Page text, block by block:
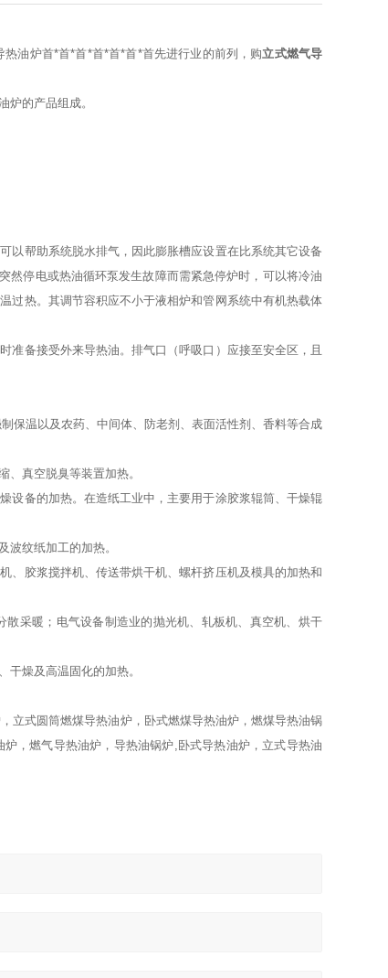
油炉首*首*首*首*首*首*首先进行业的前列，购立式燃气导
炉的产品组成。
以帮助系统脱水排气，因此膨胀槽应设置在比系统其它设备
然停电或热油循环泵发生故障而需紧急停炉时，可以将冷油
过热。其调节容积应不小于液相炉和管网系统中有机热载体
准备接受外来导热油。排气口（呼吸口）应接至安全区，且
温以及农药、中间体、防老剂、表面活性剂、香料等合成
真空脱臭等装置加热。
备的加热。在造纸工业中，主要用于涂胶浆辊筒、干燥辊
纹纸加工的加热。
胶浆搅拌机、传送带烘干机、螺杆挤压机及模具的加热和
采暖；电气设备制造业的抛光机、轧板机、真空机、烘干
燥及高温固化的加热。
立式圆筒燃煤导热油炉，卧式燃煤导热油炉，燃煤导热油锅
，燃气导热油炉，导热油锅炉,卧式导热油炉，立式导热油